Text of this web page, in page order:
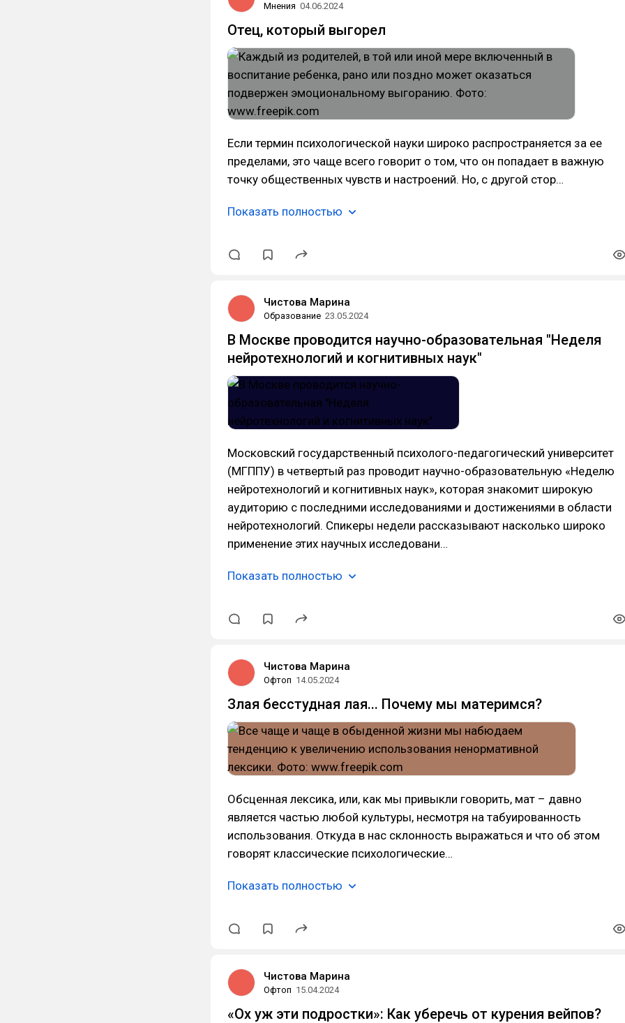
Мнения 04.06.2024
Отец, который выгорел
Если термин психологической науки широко распространяется за ее
пределами, это чаще всего говорит о том, что он попадает в важную
точку общественных чувств и настроений. Но, с другой стор…
Показать полностью
Чистова Марина
Образование 23.05.2024
В Москве проводится научно-образовательная "Неделя
нейротехнологий и когнитивных наук"
Московский государственный психолого-педагогический университет
(МГППУ) в четвертый раз проводит научно-образовательную «Неделю
нейротехнологий и когнитивных наук», которая знакомит широкую
аудиторию с последними исследованиями и достижениями в области
нейротехнологий. Спикеры недели рассказывают насколько широко
применение этих научных исследовани…
Показать полностью
Чистова Марина
Офтоп 14.05.2024
Злая бесстудная лая... Почему мы материмся?⁠⁠
Обсценная лексика, или, как мы привыкли говорить, мат – давно
является частью любой культуры, несмотря на табуированность
использования. Откуда в нас склонность выражаться и что об этом
говорят классические психологические…
Показать полностью
Чистова Марина
Офтоп 15.04.2024
«Ох уж эти подростки»: Как уберечь от курения вейпов?